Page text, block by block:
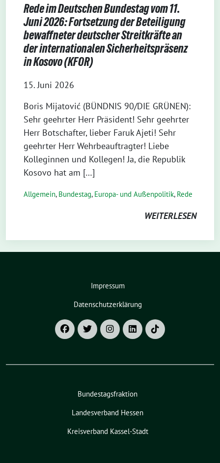
Rede im Deutschen Bundestag vom 11.
Juni 2026: Fortsetzung der Beteiligung
bewaffneter deutscher Streitkräfte an
der internationalen Sicherheitspräsenz
in Kosovo (KFOR)
15. Juni 2026
Boris Mijatović (BÜNDNIS 90/DIE GRÜNEN):
Sehr geehrter Herr Präsident! Sehr geehrter
Herr Botschafter, lieber Faruk Ajeti! Sehr
geehrter Herr Wehrbeauftragter! Liebe
Kolleginnen und Kollegen! Ja, die Republik
Kosovo hat am […]
Allgemein, Bundestag, Europa- und Außenpolitik, Rede
WEITERLESEN
Impressum
Datenschutzerklärung
Bundestagsfraktion
Landesverband Hessen
Kreisverband Kassel-Stadt